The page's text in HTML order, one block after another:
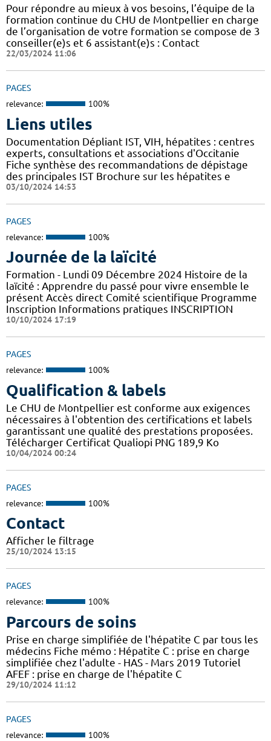
Pour répondre au mieux à vos besoins, l’équipe de la
formation continue du CHU de Montpellier en charge
de l’organisation de votre formation se compose de 3
conseiller(e)s et 6 assistant(e)s : Contact
22/03/2024 11:06
PAGES
relevance: 100%
Liens utiles
Documentation Dépliant IST, VIH, hépatites : centres
experts, consultations et associations d'Occitanie
Fiche synthèse des recommandations de dépistage
des principales IST Brochure sur les hépatites e
03/10/2024 14:53
PAGES
relevance: 100%
Journée de la laïcité
Formation - Lundi 09 Décembre 2024 Histoire de la
laïcité : Apprendre du passé pour vivre ensemble le
présent Accès direct Comité scientifique Programme
Inscription Informations pratiques ​INSCRIPTION
10/10/2024 17:19
PAGES
relevance: 100%
Qualification & labels
Le CHU de Montpellier est conforme aux exigences
nécessaires à l'obtention des certifications et labels
garantissant une qualité des prestations proposées.
Télécharger Certificat Qualiopi PNG 189,9 Ko
10/04/2024 00:24
PAGES
relevance: 100%
Contact
Afficher le filtrage
25/10/2024 13:15
PAGES
relevance: 100%
Parcours de soins
Prise en charge simplifiée de l'hépatite C par tous les
médecins Fiche mémo : Hépatite C : prise en charge
simplifiée chez l'adulte - HAS - Mars 2019 Tutoriel
AFEF : prise en charge de l'hépatite C
29/10/2024 11:12
PAGES
relevance: 100%